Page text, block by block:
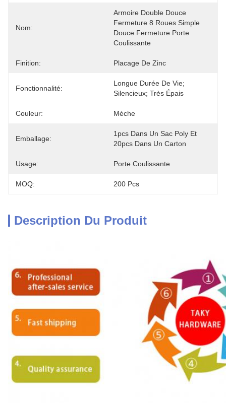
Nom:
Armoire Double Douce
Fermeture 8 Roues Simple
Douce Fermeture Porte
Coulissante
Finition: Placage De Zinc
Fonctionnalité:
Longue Durée De Vie;
Silencieux; Très Épais
Couleur: Mèche
Emballage:
1pcs Dans Un Sac Poly Et
20pcs Dans Un Carton
Usage: Porte Coulissante
MOQ: 200 Pcs
Description Du Produit